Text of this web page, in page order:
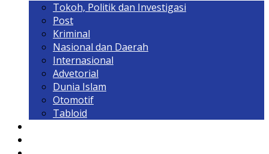
Tokoh, Politik dan Investigasi
Post
Kriminal
Nasional dan Daerah
Internasional
Advetorial
Dunia Islam
Otomotif
Tabloid